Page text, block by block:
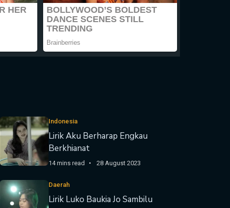
Indonesia
Lirik Aku Berharap Engkau
Berkhianat
14 mins read 28 August 2023
Daerah
Lirik Luko Baukia Jo Sambilu